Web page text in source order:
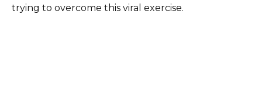
trying to overcome this viral exercise.